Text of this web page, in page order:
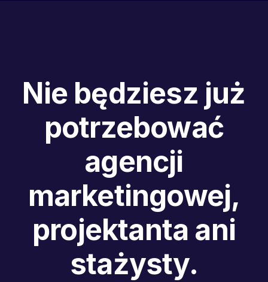
Nie będziesz już
potrzebować
agencji
marketingowej,
projektanta ani
stażysty.